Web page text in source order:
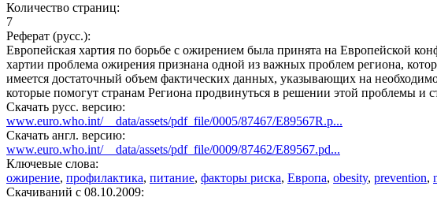
Количество страниц:
7
Реферат (русс.):
Европейская хартия по борьбе с ожирением была принята на Европейской
хартии проблема ожирения признана одной из важных проблем региона,
имеется достаточный объем фактических данных, указывающих на
которые помогут странам Региона продвинуться в решении этой проблемы и
Скачать русс. версию:
www.euro.who.int/__data/assets/pdf_file/0005/87467/E89567R.p...
Скачать англ. версию:
www.euro.who.int/__data/assets/pdf_file/0009/87462/E89567.pd...
Ключевые слова:
ожирение, профилактика, питание, факторы риска, Европа, obesity, prevention,
Cкачиваний с 08.10.2009: